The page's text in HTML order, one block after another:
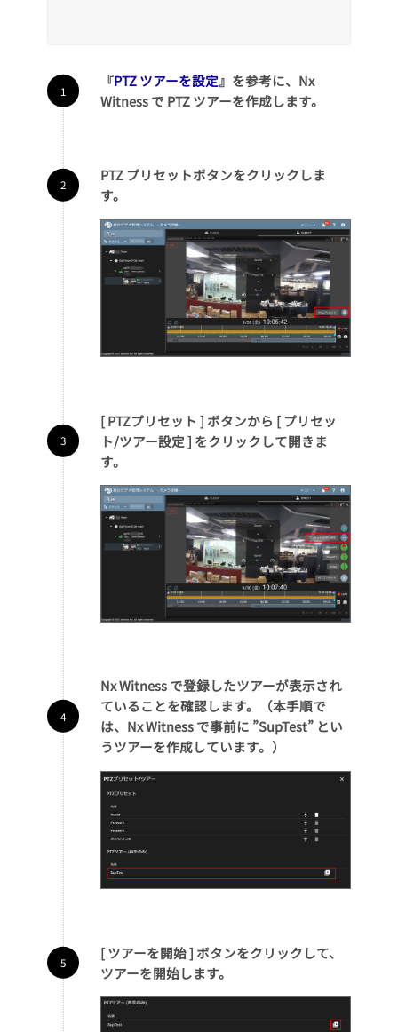
『PTZ ツアーを設定』を参考に、Nx
Witness で PTZ ツアーを作成します。
PTZ プリセットボタンをクリックしま
す。
[ PTZプリセット ] ボタンから [ プリセッ
ト/ツアー設定 ] をクリックして開きま
す。
Nx Witness で登録したツアーが表示され
ていることを確認します。（本手順で
は、Nx Witness で事前に ”SupTest” とい
うツアーを作成しています。）
[ ツアーを開始 ] ボタンをクリックして、
ツアーを開始します。